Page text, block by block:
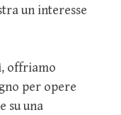
un interesse
offriamo
per opere
su una